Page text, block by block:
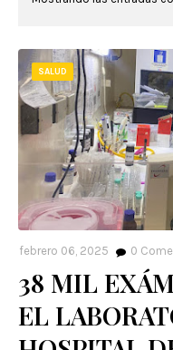
SALUD
febrero 06, 2025 0
38 MIL
EL